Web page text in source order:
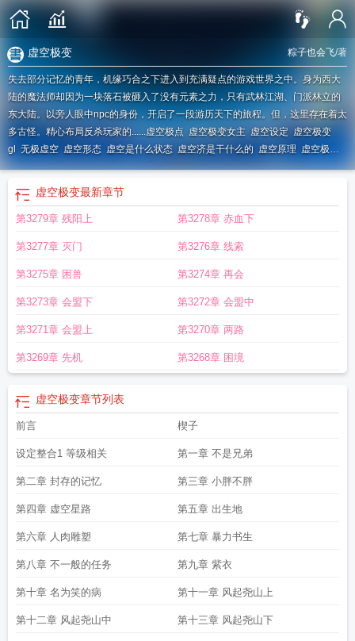
粽子也会飞/著
虚空极变
失去部分记忆的青年，机缘巧合之下进入到充满疑点的游戏世界之中。身为西大
陆的魔法师却因为一块落石被砸入了没有元素之力，只有武林江湖、门派林立的
东大陆。以旁人眼中npc的身份，开启了一段游历天下的旅程。但，这里存在着太
多古怪。精心布局反杀玩家的......虚空极点 虚空极变女主 虚空设定 虚空极变
gl 无极虚空 虚空形态 虚空是什么状态 虚空济是干什么的 虚空原理 虚空极尽
未能记打一字虚空无极是什么意思虚空极变笔趣阁虚空极变TXT免费虚空进
虚空组合 虚空极变txt 虚空被动是什么机制
吗 虚空极变百度百科
变免费读虚空什么意思啊 什么是虚空济虚空极尽莫能计
样
虚空极变最新章节
第3279章 残阳上 第3278章 赤血下
第3277章 灭门 第3276章 线索
第3275章 困兽 第3274章 再会
第3273章 会盟下 第3272章 会盟中
第3271章 会盟上 第3270章 两路
第3269章 先机 第3268章 困境
虚空极变章节列表
前言 楔子
设定整合1 等级相关 第一章 不是兄弟
第二章 封存的记忆 第三章 小胖不胖
第四章 虚空星路 第五章 出生地
第六章 人肉雕塑 第七章 暴力书生
第八章 不一般的任务 第九章 紫衣
第十章 名为笑的病 第十一章 风起尧山上
第十二章 风起尧山中 第十三章 风起尧山下